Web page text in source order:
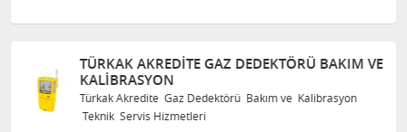
TÜRKAK AKREDITE GAZ DEDEKTÖRÜ BAKIM VE
KALIBRASYON
Türkak Akredite Gaz Dedektörü Bakım ve Kalibrasyon
Teknik Servis Hizmetleri